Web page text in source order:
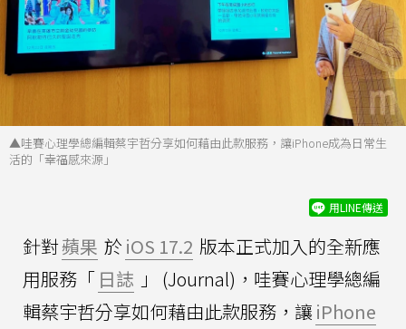
▲哇賽心理學總編輯蔡宇哲分享如何藉由此款服務，讓iPhone成為日常生
活的「幸福感來源」
用LINE傳送
針對蘋果 於 iOS 17.2 版本正式加入的全新應
用服務「 日誌 」 (Journal)，哇賽心理學總編
輯蔡宇哲分享如何藉由此款服務，讓 iPhone